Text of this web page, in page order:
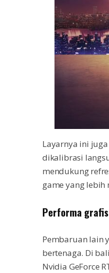
Layarnya ini
dikalibrasi
mendukung
game yang lebih
Performa
Pembaruan lain
bertenaga. Di
Nvidia GeForce